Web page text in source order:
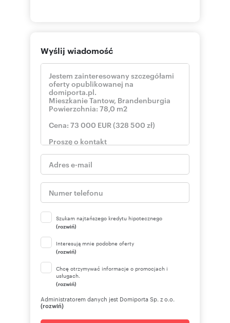
Wyślij wiadomość
Szukam najtańszego kredytu hipotecznego
(rozwiń)
Interesują mnie podobne oferty
(rozwiń)
Chcę otrzymywać informacje o promocjach i
usługach.
(rozwiń)
Administratorem danych jest Domiporta Sp. z o.o.
(rozwiń)